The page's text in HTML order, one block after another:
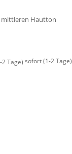
mittleren Hautton
sofort (1-2 Tage)